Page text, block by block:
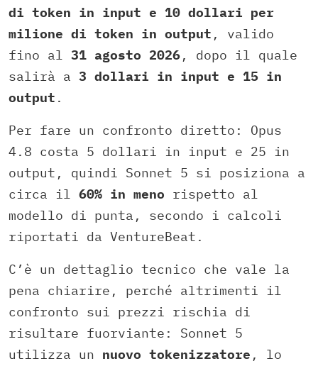
di token in input e 10 dollari per
milione di token in output , valido
fino al 31 agosto 2026, dopo il quale
salirà a 3 dollari in input e 15 in
output .
Per fare un confronto diretto: Opus
4.8 costa 5 dollari in input e 25 in
output, quindi Sonnet 5 si posiziona a
circa il 60% in meno rispetto al
modello di punta, secondo i calcoli
riportati da VentureBeat.
C’è un dettaglio tecnico che vale la
pena chiarire, perché altrimenti il
confronto sui prezzi rischia di
risultare fuorviante: Sonnet 5
utilizza un nuovo tokenizzatore , lo